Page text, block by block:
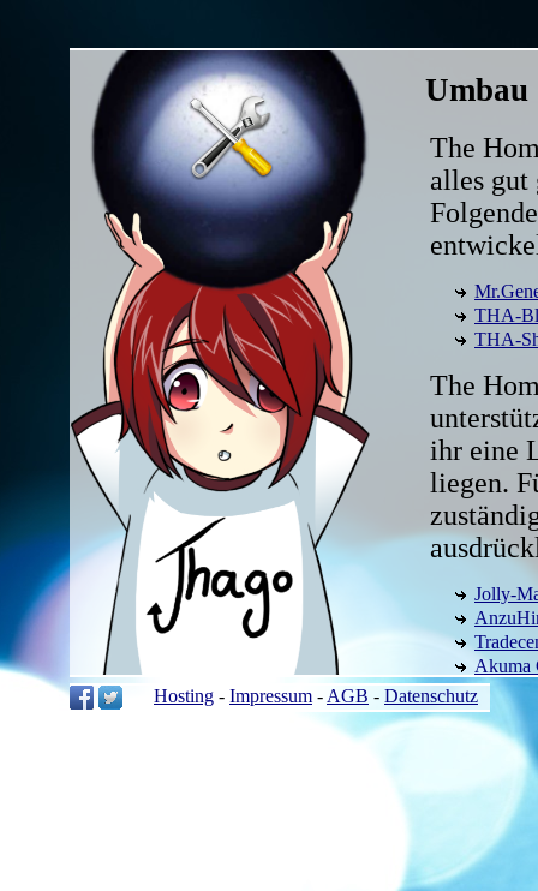
Umbau
The
alles gut
THA-
THA-
The
ihr eine
liegen.
Jolly-
Akuma
Sollten
Wir
Hosting - Impressum - AGB - Datenschutz